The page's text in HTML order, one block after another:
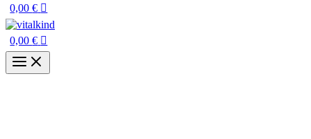
0,00€
0,00€